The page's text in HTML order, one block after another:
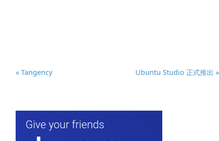
« Tangency Ubuntu Studio 正式推出 »